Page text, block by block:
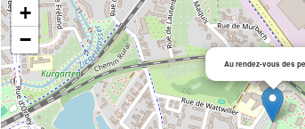
Au rendez-vous des
+
−